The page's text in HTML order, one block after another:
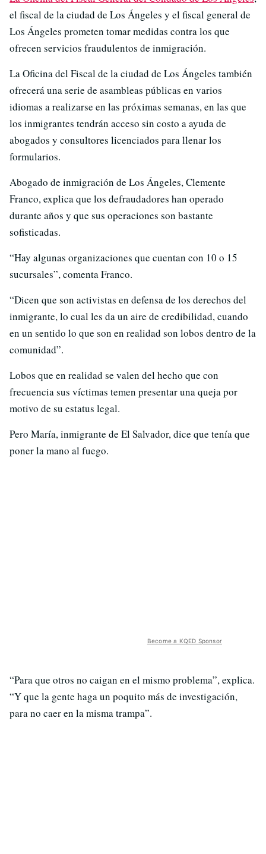
el fiscal de la ciudad de Los Ángeles y el fiscal general de
Los Ángeles prometen tomar medidas contra los que
ofrecen servicios fraudulentos de inmigración.
La Oficina del Fiscal de la ciudad de Los Ángeles también
ofrecerá una serie de asambleas públicas en varios
idiomas a realizarse en las próximas semanas, en las que
los inmigrantes tendrán acceso sin costo a ayuda de
abogados y consultores licenciados para llenar los
formularios.
Abogado de inmigración de Los Ángeles, Clemente
Franco, explica que los defraudadores han operado
durante años y que sus operaciones son bastante
sofisticadas.
“Hay algunas organizaciones que cuentan con 10 o 15
sucursales”, comenta Franco.
“Dicen que son activistas en defensa de los derechos del
inmigrante, lo cual les da un aire de credibilidad, cuando
en un sentido lo que son en realidad son lobos dentro de la
comunidad”.
Lobos que en realidad se valen del hecho que con
frecuencia sus víctimas temen presentar una queja por
motivo de su estatus legal.
Pero María, inmigrante de El Salvador, dice que tenía que
poner la mano al fuego.
Become a KQED Sponsor
“Para que otros no caigan en el mismo problema”, explica.
“Y que la gente haga un poquito más de investigación,
para no caer en la misma trampa”.